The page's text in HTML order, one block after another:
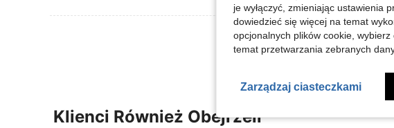
Zobacz Więcej Opinii
Klienci Również Obejrzeli
je wyłączyć, zmieniając ustawienia
dowiedzieć się więcej na temat
opcjonalnych plików cookie,
temat przetwarzania zebranych
Zarządzaj ciasteczkami